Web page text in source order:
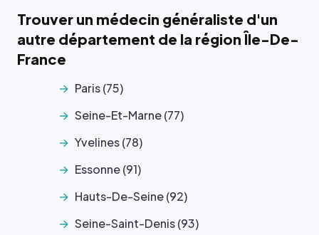
Trouver un médecin généraliste d'un
autre département de la région Île-De-
France
Paris (75)
Seine-Et-Marne (77)
Yvelines (78)
Essonne (91)
Hauts-De-Seine (92)
Seine-Saint-Denis (93)